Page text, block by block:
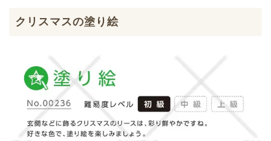
クリスマスの塗り絵